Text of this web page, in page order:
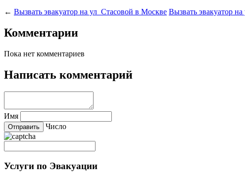
← Вызвать эвакуатор на ул Стасовой в Москве Вызвать эвакуатор
Комментарии
Пока нет комментариев
Написать комментарий
Имя
Число
Услуги по Эвакуации